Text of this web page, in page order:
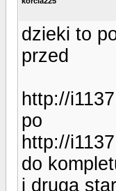
dzieki to
przed
http://
po
http://
do
i druga